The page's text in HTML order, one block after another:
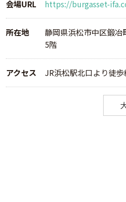
会場URL https://burgasset-
所在地
静岡県浜松市中区鍛
5階
アクセス JR浜松駅北口より徒